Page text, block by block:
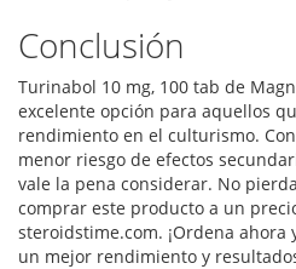
Conclusión
Turinabol 10 mg, 100 tab de
excelente opción para aquellos
rendimiento en el culturismo.
menor riesgo de efectos
vale la pena considerar. No
comprar este producto a un
steroidstime.com. ¡Ordena ahora
un mejor rendimiento y